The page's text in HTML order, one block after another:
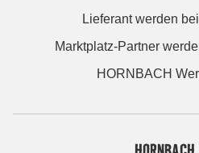
Lieferant werden
Marktplatz-Partner
HORNBACH